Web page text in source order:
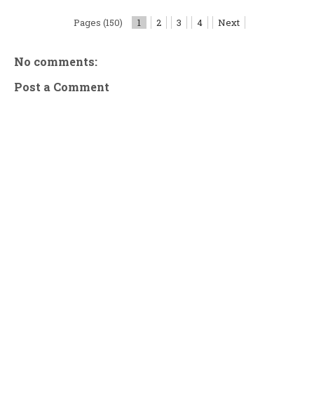
Pages (150) 1 2 3 4 Next
No comments:
Post a Comment